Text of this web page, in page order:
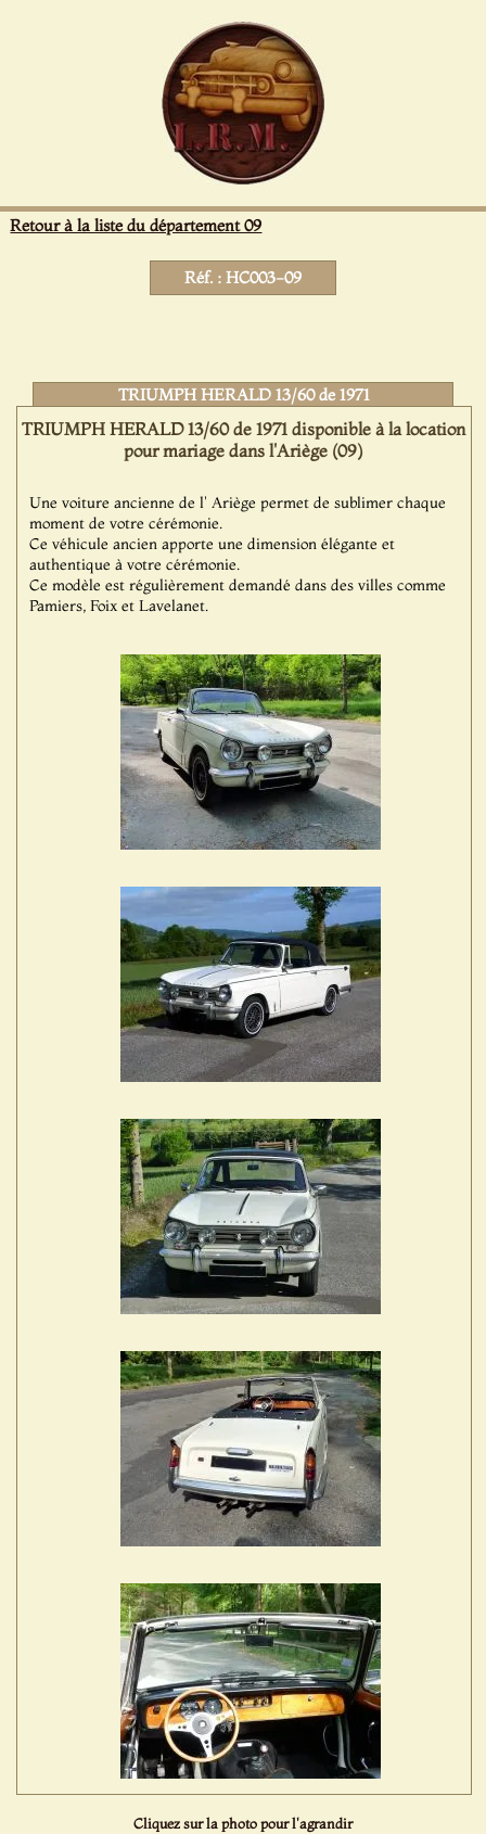
Retour à la liste du département 09
Réf. : HC003-09
TRIUMPH HERALD 13/60 de 1971
TRIUMPH HERALD 13/60 de 1971 disponible à la location
pour mariage dans l'Ariège (09)
Une voiture ancienne de l' Ariège permet de sublimer chaque
moment de votre cérémonie.
Ce véhicule ancien apporte une dimension élégante et
authentique à votre cérémonie.
Ce modèle est régulièrement demandé dans des villes comme
Pamiers, Foix et Lavelanet.
Cliquez sur la photo pour l'agrandir